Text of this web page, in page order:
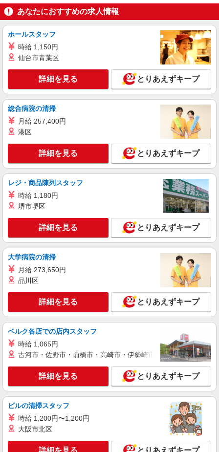
アルバイト パート
ケンタッキーフライドチキン 御嶽山店
カウンター・キッチンスタッフ ＜優先募集日
時給1300円 ＜高校生＞時給1250円
東京都大田区北嶺町37-13
詳細を見る
アルバイト パート
ケンタッキーフライドチキン 池上店
カウンター・キッチンスタッフ ＜優先募集日
時＞土日祝 18:00〜23:00
時給1400円
東京都大田区池上6-3-9
キープ 詳細を見る
アルバイト パート
ケンタッキーフライドチキン 蒲田東口店
カウンター・キッチンスタッフ ＜優先募集日
時＞土日祝 フルタイム
キープ 詳細を見る
アルバイト パート
ケンタッキーフライドチキン マチノマ大森店
カウンター・キッチンスタッフ ＜優先募集日
時＞平日（月〜金） 11:00〜17:00
時給1300円
東京都大田区大森西3丁目1-38 1階
キープ 詳細を見る
アルバイト パート
ケンタッキーフライドチキン 池上店
カウンター・キッチンスタッフ ＜優先募集日
時＞土日祝 18:00〜23:00
あなたにおすすめの求人情報
ホールスタッフ
時給 1,150円
仙台市青葉区
詳細を見る とりあえずキープ
総合病院の清掃
月給 257,400円
港区
詳細を見る とりあえずキープ
レジ・商品陳列スタッフ
時給 1,180円
堺市堺区
詳細を見る とりあえずキープ
大学病院の清掃
月給 273,650円
品川区
詳細を見る とりあえずキープ
ベルク各店での店内スタッフ
時給 1,065円
古河市・佐野市・前橋市・高崎市・伊勢崎市・太田市・館林市
詳細を見る とりあえずキープ
ビルの清掃スタッフ
時給 1,200円〜1,200円
大阪市北区
詳細を見る とりあえずキープ